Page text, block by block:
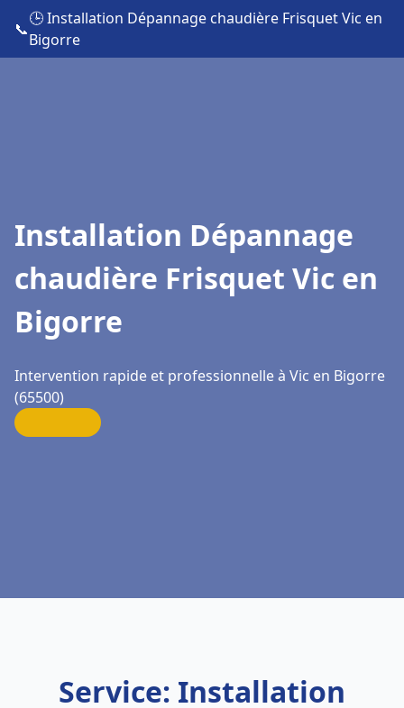
📞
🕒 Installation Dépannage chaudière Frisquet Vic en
Bigorre
Installation Dépannage
chaudière Frisquet Vic en
Bigorre
Intervention rapide et professionnelle à Vic en Bigorre
(65500)
Service: Installation